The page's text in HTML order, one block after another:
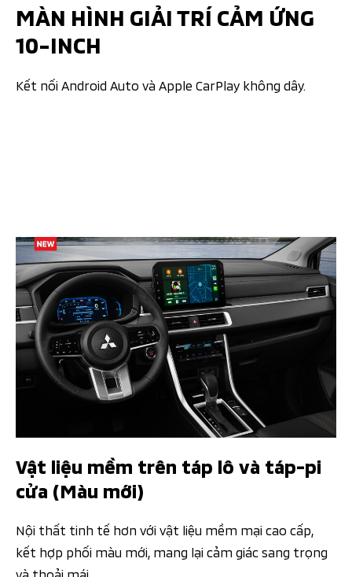
MÀN HÌNH GIẢI TRÍ CẢM ỨNG ​
10-INCH​
Kết nối Android Auto và Apple CarPlay không dây.
Vật liệu mềm trên táp lô và táp-pi
cửa (Màu mới)​​
Nội thất tinh tế hơn với vật liệu mềm mại cao cấp,
kết hợp phối màu mới, mang lại cảm giác sang trọng
và thoải mái.​​